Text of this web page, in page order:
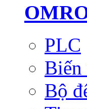
PLC
Biến
Bộ